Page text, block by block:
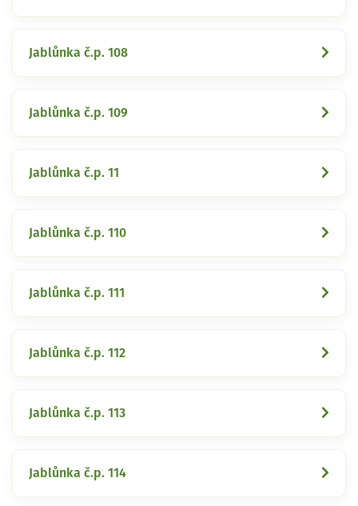
Jablůnka č.p. 108
Jablůnka č.p. 109
Jablůnka č.p. 11
Jablůnka č.p. 110
Jablůnka č.p. 111
Jablůnka č.p. 112
Jablůnka č.p. 113
Jablůnka č.p. 114